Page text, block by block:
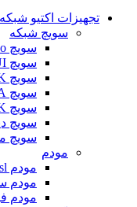
تجهیزات اکتیو شبکه
سویچ شبکه
سویچ cisco
سویچ HRUI
سویچ MICROTIK
سویچ TENDA
سویچ TPLINK
سویچ
سویچ
مودم
مودم dsl-vdsl
مودم
مودم